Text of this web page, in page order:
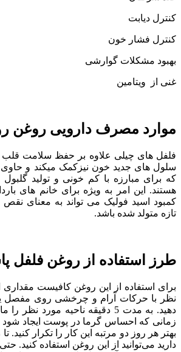
کنترل دیابت
کنترل فشار خون
بهبود مشکلات گوارشی
غنی از ویتامین
موارد مصرف دارویی روغن
فلفل های چیلی علاوه بر حفظ سلامت قلب
سلول های جدید خون نیزکمک میکند و حاوی
که برای مبارزه با کم خونی و تولید
هستند. این امر به ویژه برای خانم های
کمبود اسید فولیک می تواند به معنای نقص
تازه متولد شده باشد.
طرز استفاده از روغن فلفل
برای استفاده از این روغن کافیست
نظر با حرکات آرام و چرخشی روی مفصل یا
دهید. به مدت 5 دقیقه ناحیه مورد
زمانی که احساس گرما در پوست ایجاد شود
بهتر هر روز دو مرتبه این کار را تکرار
دارید می‌توانید از این روغن استفاده کنید.